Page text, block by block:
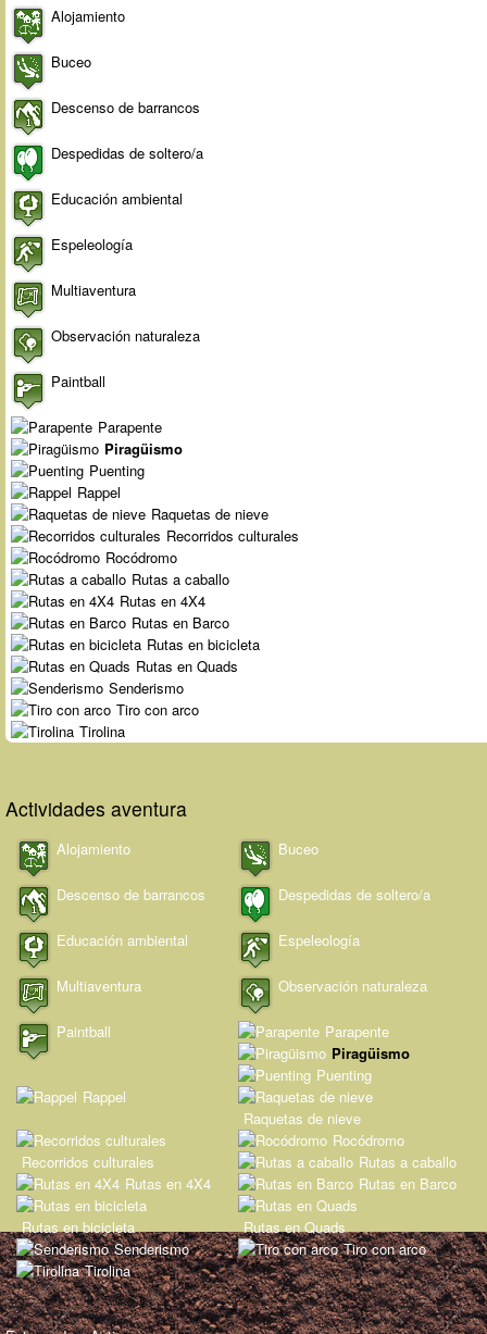
Alojamiento
Buceo
Descenso de barrancos
Despedidas de soltero/a
Educación ambiental
Espeleología
Multiaventura
Observación naturaleza
Paintball
Parapente
Piragüismo
Puenting
Rappel
Raquetas de nieve
Recorridos culturales
Rocódromo
Rutas a caballo
Rutas en 4X4
Rutas en Barco
Rutas en bicicleta
Rutas en Quads
Senderismo
Tiro con arco
Tirolina
Actividades aventura
Alojamiento Buceo
Descenso de barrancos Despedidas de soltero/a
Educación ambiental Espeleología
Multiaventura Observación naturaleza
Paintball
Parapente
Piragüismo
Puenting
Rappel
Raquetas de nieve
Recorridos culturales
Rocódromo
Rutas a caballo
Rutas en 4X4
Rutas en Barco
Rutas en bicicleta
Rutas en Quads
Senderismo
Tiro con arco
Tirolina